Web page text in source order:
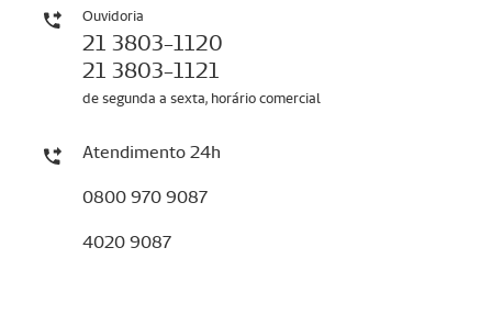
Ouvidoria
21 3803-1120
21 3803-1121
de segunda a sexta, horário comercial
Atendimento 24h
0800 970 9087
4020 9087